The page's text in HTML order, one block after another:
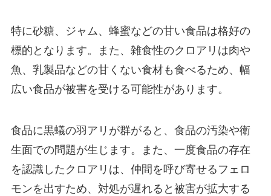
特に砂糖、ジャム、蜂蜜などの甘い食品は格好の
標的となります。また、雑食性のクロアリは肉や
魚、乳製品などの甘くない食材も食べるため、幅
広い食品が被害を受ける可能性があります。
食品に黒蟻の羽アリが群がると、食品の汚染や衛
生面での問題が生じます。また、一度食品の存在
を認識したクロアリは、仲間を呼び寄せるフェロ
モンを出すため、対処が遅れると被害が拡大する